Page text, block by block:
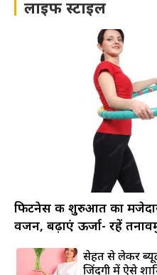
लाइफ स्टाइल
फिटनेस की शुरुआत का
वजन, बढ़ाएं ऊर्जा- रहें
सेहत से लेकर
जिंदगी में ऐसे